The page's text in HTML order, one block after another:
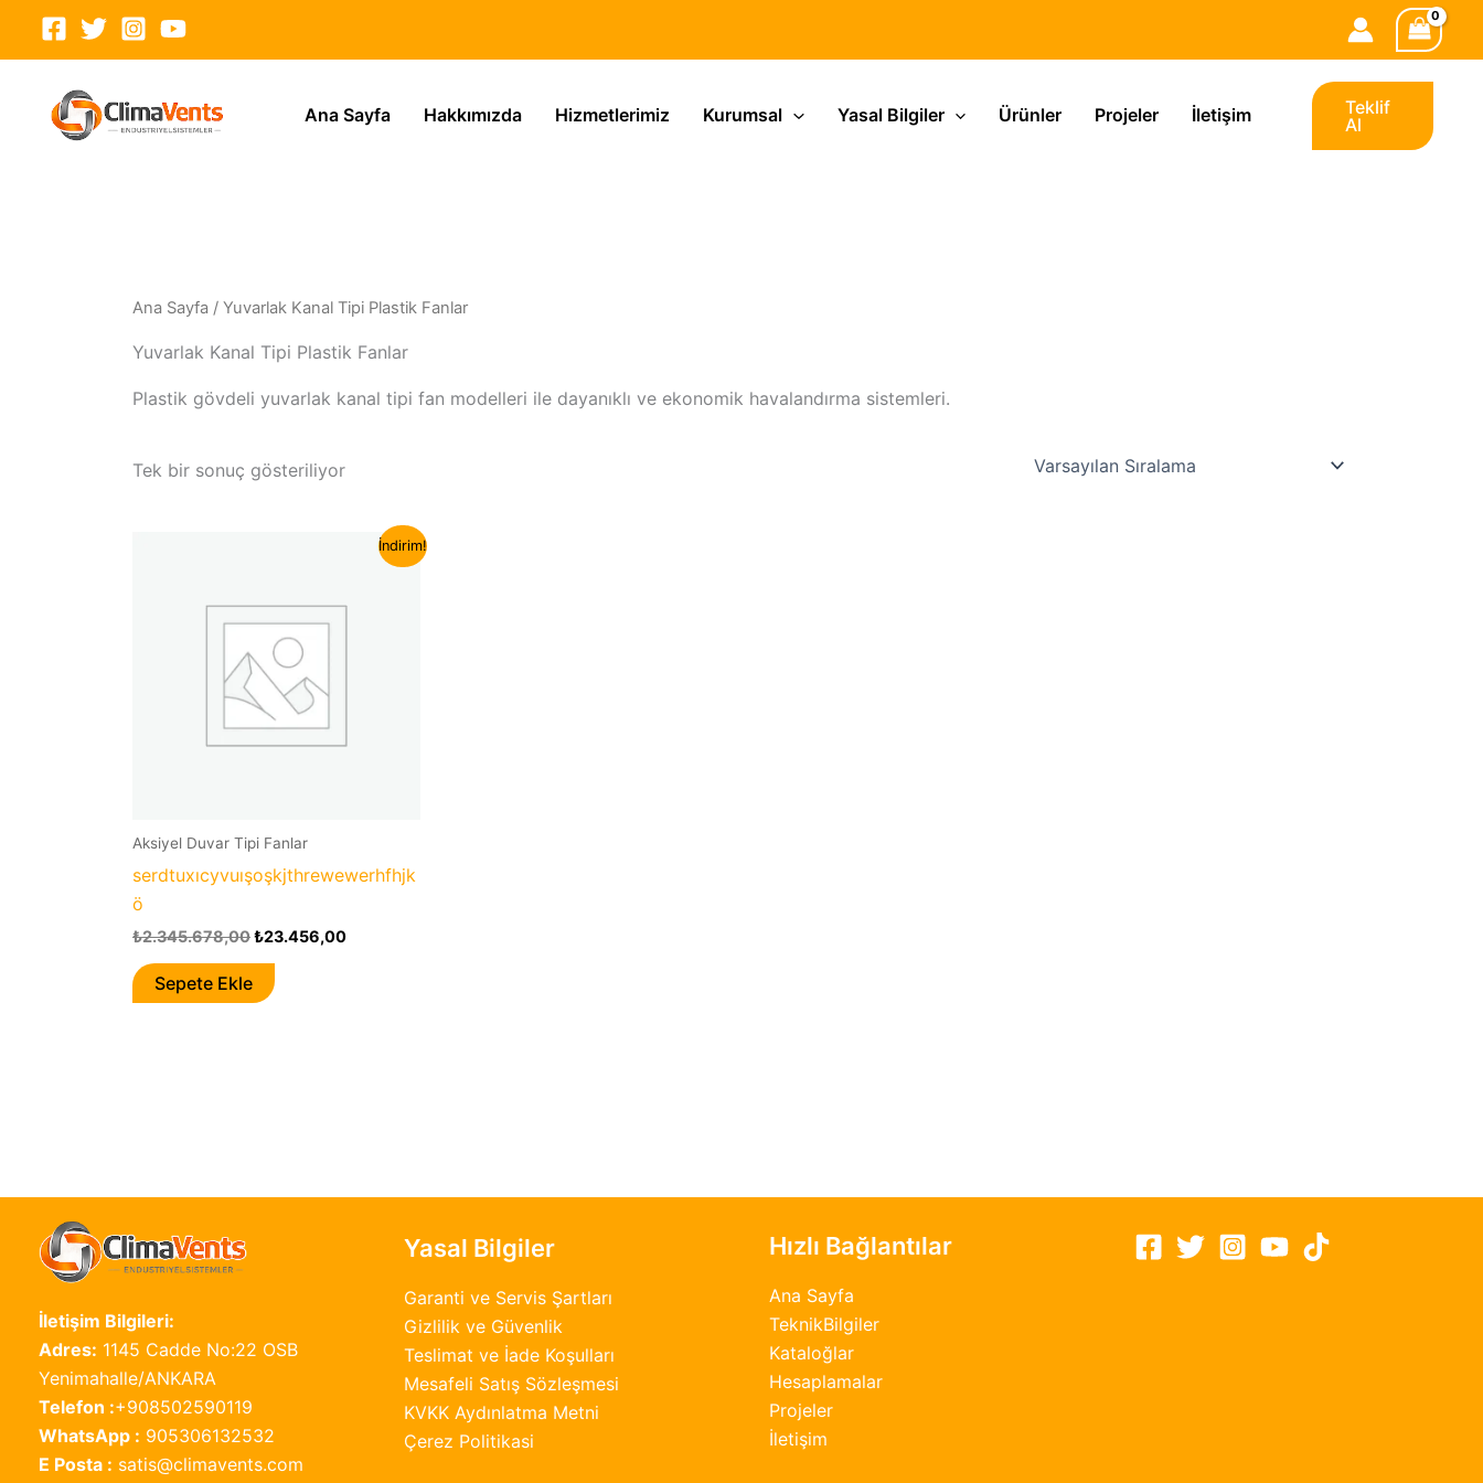
İçeriğe
Ana Sayfa Hakkımızda Hizmetlerimiz Kurumsal Yasal Bilgiler Ürünler Projeler İletişim
Teklif
Al
Ana Sayfa / Yuvarlak Kanal Tipi Plastik Fanlar
Yuvarlak Kanal Tipi Plastik Fanlar
Plastik gövdeli yuvarlak kanal tipi fan modelleri ile dayanıklı ve ekonomik havalandırma sistemleri.
Tek bir sonuç gösteriliyor
İndirim!
Aksiyel Duvar Tipi Fanlar
serdtuxıcyvuışoşkjthrewewerhfhjk
ö
₺2.345.678,00₺23.456,00
andaki
Sepete Ekle
İletişim Bilgileri:
Adres: 1145 Cadde No:22 OSB
Yenimahalle/ANKARA
Telefon :+908502590119
WhatsApp : 905306132532
E Posta : satis@climavents.com
Yasal Bilgiler
Garanti ve Servis Şartları
Gizlilik ve Güvenlik
Teslimat ve İade Koşulları
Mesafeli Satış Sözleşmesi
KVKK Aydınlatma Metni
Çerez Politikasi
Hızlı Bağlantılar
Ana Sayfa
TeknikBilgiler
Kataloğlar
Hesaplamalar
Projeler
İletişim